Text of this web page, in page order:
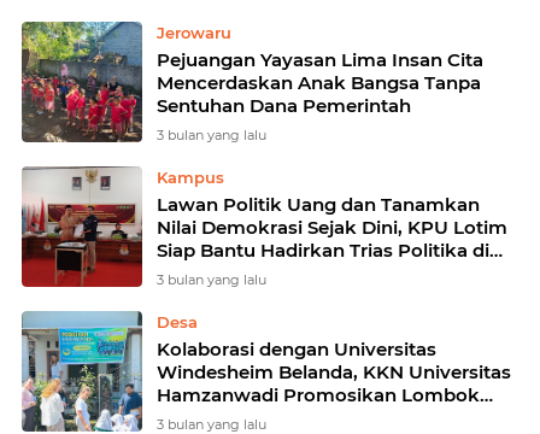
Jerowaru
Pejuangan Yayasan Lima Insan Cita
Mencerdaskan Anak Bangsa Tanpa
Sentuhan Dana Pemerintah
3 bulan yang lalu
Kampus
Lawan Politik Uang dan Tanamkan
Nilai Demokrasi Sejak Dini, KPU Lotim
Siap Bantu Hadirkan Trias Politika di
Dunia Pendidikan
3 bulan yang lalu
Desa
Kolaborasi dengan Universitas
Windesheim Belanda, KKN Universitas
Hamzanwadi Promosikan Lombok
Timur ke Dunia Internasional
3 bulan yang lalu